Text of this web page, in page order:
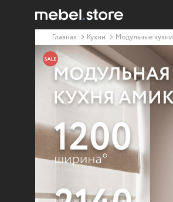
Главная Кухни Модульные кухни